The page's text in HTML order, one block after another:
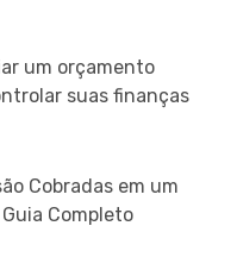
um orçamento
suas finanças
Cobradas em um
Completo